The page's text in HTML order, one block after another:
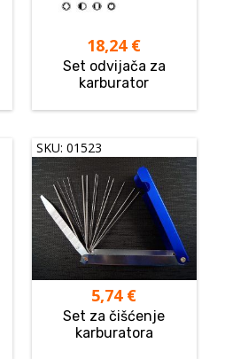
18,24 €
Set odvijača za
karburator
SKU: 01523
5,74 €
Set za čišćenje
karburatora